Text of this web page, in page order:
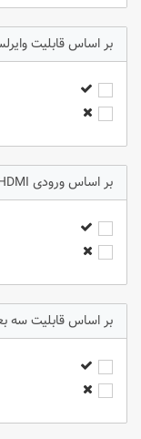
2500 انسی لومنز
3000 انسی لومنز
3200 انسی لومنز
3300 انسی لومنز
3600 انسی لومنز
4000 انسی لومنز
4500 انسی لومنز
5000 انسی لومنز
5500 انسی لومنز
6000 انسی لومنز
9000 انسی لومنز
2300 انسی لومنز
3400 انسی لومنز
2800 انسی لومنز
قابلیت
ورودی HDMI
قابلیت سه